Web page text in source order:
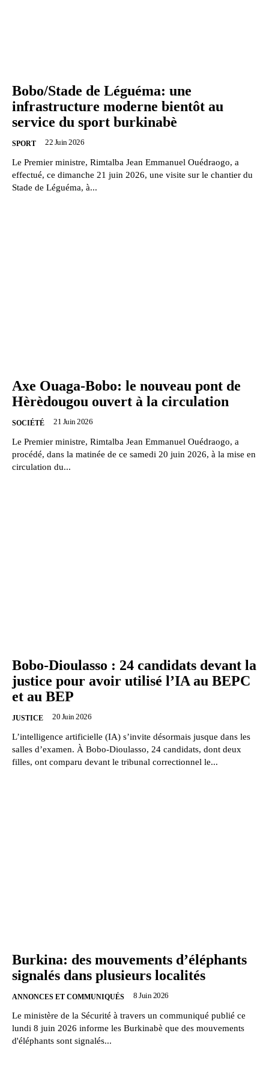
Bobo/Stade de Léguéma: une
infrastructure moderne bientôt au
service du sport burkinabè
SPORT 22 Juin 2026
Le Premier ministre, Rimtalba Jean Emmanuel Ouédraogo, a
effectué, ce dimanche 21 juin 2026, une visite sur le chantier du
Stade de Léguéma, à...
Axe Ouaga-Bobo: le nouveau pont de
Hèrèdougou ouvert à la circulation
SOCIÉTÉ 21 Juin 2026
Le Premier ministre, Rimtalba Jean Emmanuel Ouédraogo, a
procédé, dans la matinée de ce samedi 20 juin 2026, à la mise en
circulation du...
Bobo-Dioulasso : 24 candidats devant la
justice pour avoir utilisé l’IA au BEPC
et au BEP
JUSTICE 20 Juin 2026
L’intelligence artificielle (IA) s’invite désormais jusque dans les
salles d’examen. À Bobo-Dioulasso, 24 candidats, dont deux
filles, ont comparu devant le tribunal correctionnel le...
Burkina: des mouvements d’éléphants
signalés dans plusieurs localités
ANNONCES ET COMMUNIQUÉS 8 Juin 2026
Le ministère de la Sécurité à travers un communiqué publié ce
lundi 8 juin 2026 informe les Burkinabè que des mouvements
d'éléphants sont signalés...